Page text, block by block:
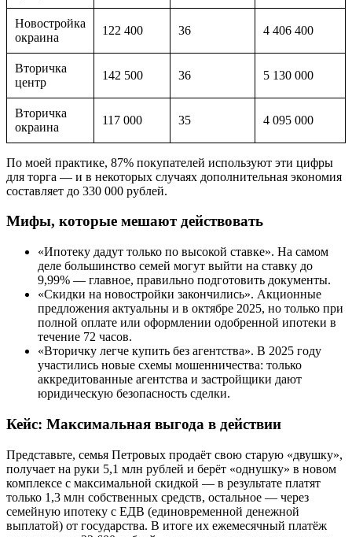
Новостройка
окраина
122 400 36 4 406 400
Вторичка
центр
142 500 36 5 130 000
Вторичка
окраина
117 000 35 4 095 000
По моей практике, 87% покупателей используют эти цифры
для торга — и в некоторых случаях дополнительная экономия
составляет до 330 000 рублей.
Мифы, которые мешают действовать
«Ипотеку дадут только по высокой ставке». На самом
деле большинство семей могут выйти на ставку до
9,99% — главное, правильно подготовить документы.
«Скидки на новостройки закончились». Акционные
предложения актуальны и в октябре 2025, но только при
полной оплате или оформлении одобренной ипотеки в
течение 72 часов.
«Вторичку легче купить без агентства». В 2025 году
участились новые схемы мошенничества: только
аккредитованные агентства и застройщики дают
юридическую безопасность сделки.
Кейс: Максимальная выгода в действии
Представьте, семья Петровых продаёт свою старую «двушку»,
получает на руки 5,1 млн рублей и берёт «однушку» в новом
комплексе с максимальной скидкой — в результате платят
только 1,3 млн собственных средств, остальное — через
семейную ипотеку с ЕДВ (единовременной денежной
выплатой) от государства. В итоге их ежемесячный платёж